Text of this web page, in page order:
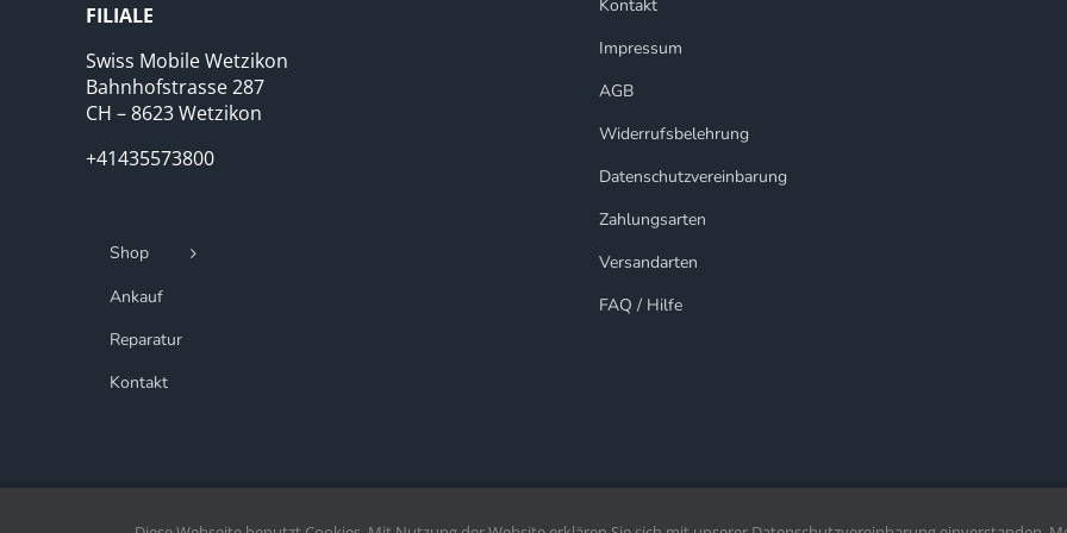
FILIALE
Swiss Mobile Wetzikon
Bahnhofstrasse 287
CH – 8623 Wetzikon
+41435573800
Shop
Ankauf
Reparatur
Kontakt
Kontakt
Impressum
AGB
Widerrufsbelehrung
Datenschutzvereinbarung
Zahlungsarten
Versandarten
FAQ / Hilfe
Copryright Mobiletown.ch | 2020 -2026©